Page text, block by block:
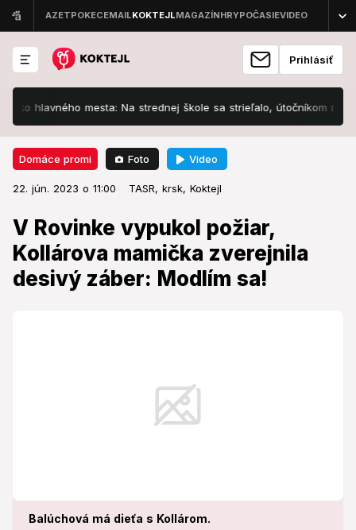
Prihlásiť
mesta: Na strednej škole sa strieľalo, útočníkom mal byť
Domáce promi Foto Video
22. jún. 2023 o 11:00 TASR, krsk, Koktejl
V Rovinke vypukol požiar,
Kollárova mamička zverejnila
desivý záber: Modlím sa!
Balúchová má dieťa s Kollárom.
Domáce promi 22. jún. 2023 o 11:00
V Rovinke vypukol požiar,
Kollárova mamička zverejnila
desivý záber: Modlím sa!
Známa speváčka zverejnila znepokojujúci záber.